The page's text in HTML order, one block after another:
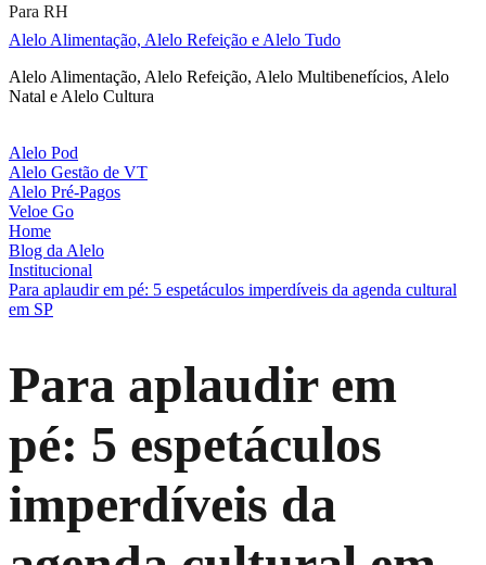
Para RH
Alelo Alimentação, Alelo Refeição e Alelo Tudo
Alelo Alimentação, Alelo Refeição, Alelo Multibenefícios, Alelo
Natal e Alelo Cultura
Alelo Pod
Alelo Gestão de VT
Alelo Pré-Pagos
Veloe Go
Home
Blog da Alelo
Institucional
Para aplaudir em pé: 5 espetáculos imperdíveis da agenda cultural
em SP
Para aplaudir em
pé: 5 espetáculos
imperdíveis da